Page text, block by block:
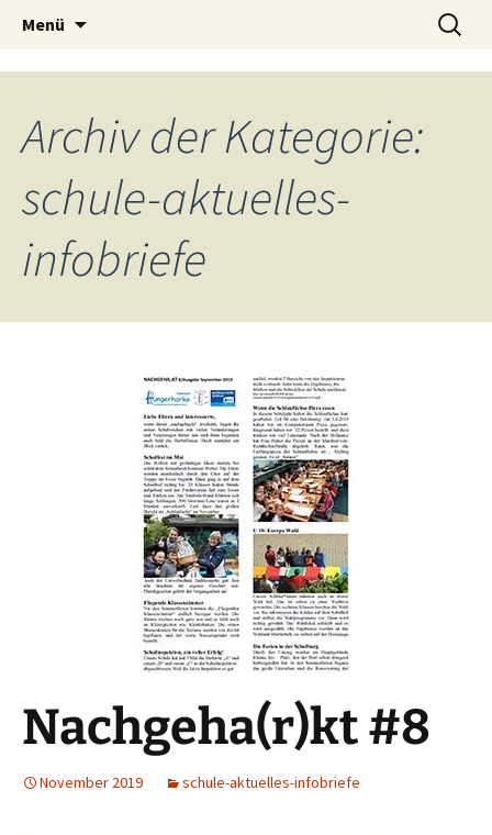
Grundschule auf
dem Tempelhofer
Feld
Menü
Inhalt
springen
Suche
nach:
Archiv der Kategorie:
schule-aktuelles-
infobriefe
Nachgeha(r)kt #8
November 2019 schule-aktuelles-infobriefe